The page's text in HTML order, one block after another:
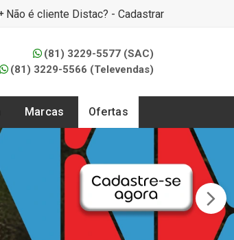
Não é cliente Distac? - Cadastrar
(81) 3229-5577 (SAC)
(81) 3229-5566 (Televendas)
Marcas Ofertas